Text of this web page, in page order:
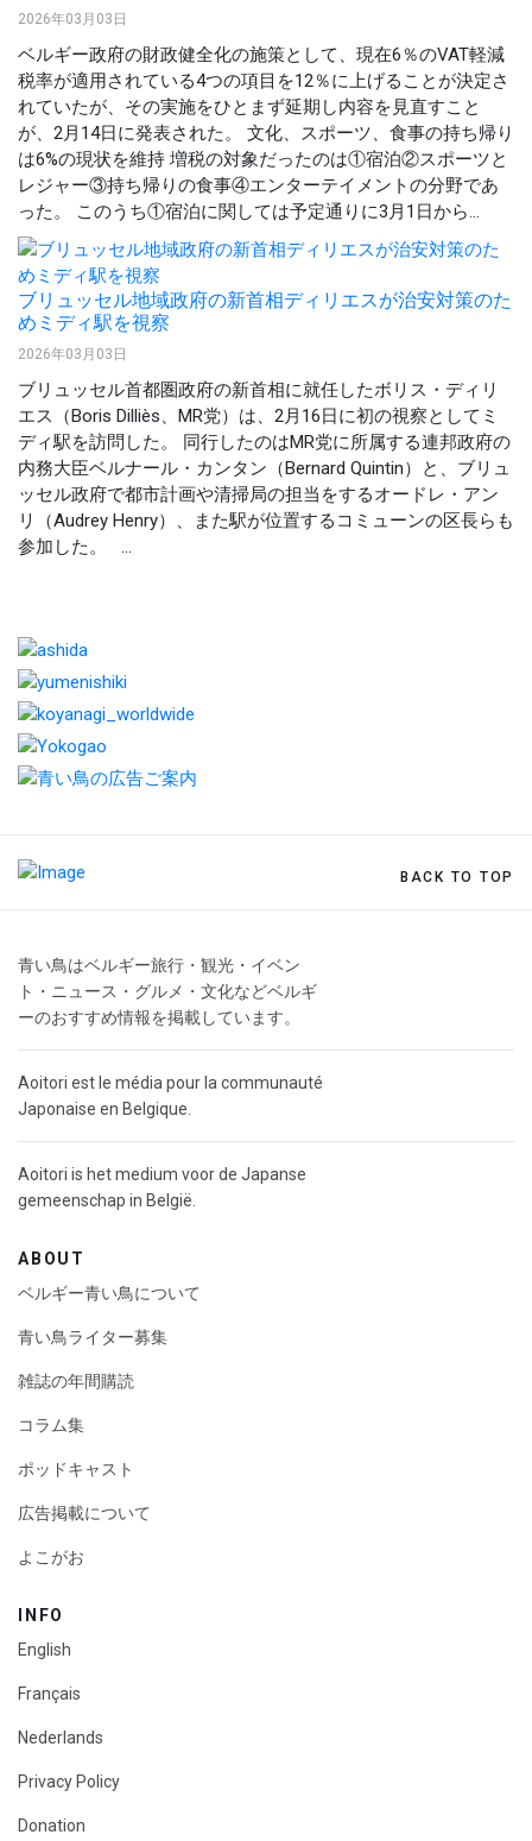
2026年03月03日
ベルギー政府の財政健全化の施策として、現在6％のVAT軽減
税率が適用されている4つの項目を12％に上げることが決定さ
れていたが、その実施をひとまず延期し内容を見直すこと
が、2月14日に発表された。 文化、スポーツ、食事の持ち帰り
は6%の現状を維持 増税の対象だったのは①宿泊②スポーツと
レジャー③持ち帰りの食事④エンターテイメントの分野であ
った。 このうち①宿泊に関しては予定通りに3月1日から...
ブリュッセル地域政府の新首相ディリエスが治安対策のた
めミディ駅を視察
2026年03月03日
ブリュッセル首都圏政府の新首相に就任したボリス・ディリ
エス（Boris Dilliès、MR党）は、2月16日に初の視察としてミ
ディ駅を訪問した。 同行したのはMR党に所属する連邦政府の
内務大臣ベルナール・カンタン（Bernard Quintin）と、ブリュ
ッセル政府で都市計画や清掃局の担当をするオードレ・アン
リ（Audrey Henry）、また駅が位置するコミューンの区長らも
参加した。 ...
BACK TO TOP
青い鳥はベルギー旅行・観光・イベン
ト・ニュース・グルメ・文化などベルギ
ーのおすすめ情報を掲載しています。
Aoitori est le média pour la communauté
Japonaise en Belgique.
Aoitori is het medium voor de Japanse
gemeenschap in België.
ABOUT
ベルギー青い鳥について
青い鳥ライター募集
雑誌の年間購読
コラム集
ポッドキャスト
広告掲載について
よこがお
INFO
English
Français
Nederlands
Privacy Policy
Donation